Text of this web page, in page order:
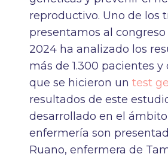
reproductivo. Uno de los
presentamos al congreso
2024 ha analizado los
más de 1.300 pacientes y
que se hicieron un test
resultados de este
desarrollado en el
enfermería son
Ruano, enfermera de